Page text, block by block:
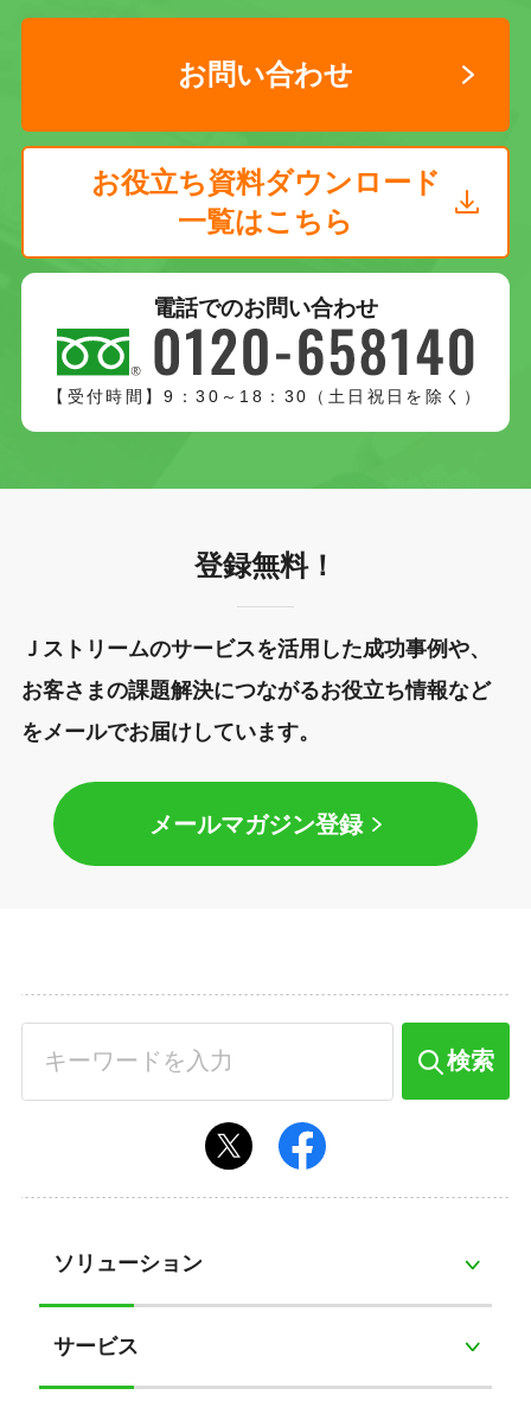
お問い合わせ
お役立ち資料ダウンロード
一覧はこちら
電話でのお問い合わせ
【受付時間】9：30～18：30（土日祝日を除く）
登録無料！
Ｊストリームのサービスを活用した成功事例や、
お客さまの課題解決につながるお役立ち情報など
をメールでお届けしています。
メールマガジン登録
検索
ソリューション
サービス